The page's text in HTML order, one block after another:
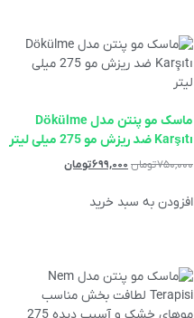
‌ماسک مو پنتن مدل Dökülme
Karşıtı ضد ریزش مو 275 میلی لیتر
۷۵۰,۰۰۰تومان ۶۹۹,۰۰۰تومان
افزودن به سبد خرید